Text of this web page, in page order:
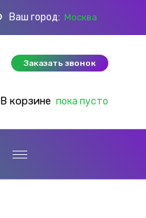
Ваш город: Москва
Заказать звонок
В корзине пока пусто